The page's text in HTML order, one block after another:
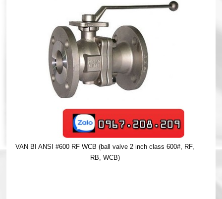
VAN BI ANSI #600 RF WCB (ball valve 2 inch class 600#, RF,
RB, WCB)